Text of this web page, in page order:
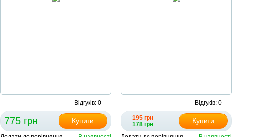
Відгуків: 0
775 грн Купити
Відгуків: 0
195 грн
178 грн
Купити